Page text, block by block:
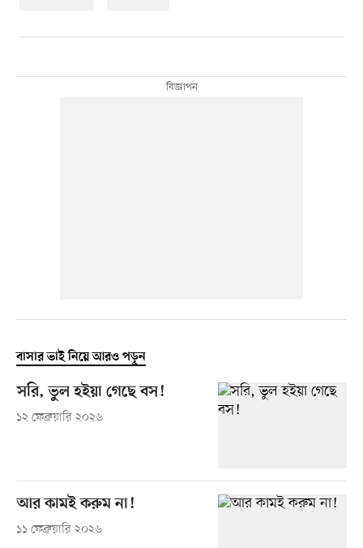
বাসার ভাই নিয়ে আরও পড়ুন
সরি, ভুল হইয়া গেছে বস!
১২ ফেব্রুয়ারি ২০২৬
আর কামই করুম না!
১১ ফেব্রুয়ারি ২০২৬